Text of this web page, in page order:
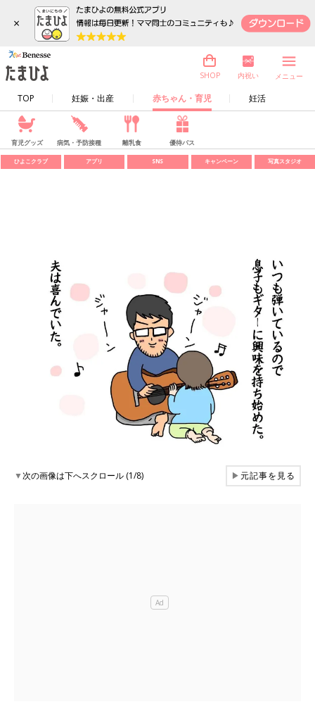
×
TOP 妊娠・出産 赤ちゃん・育児 妊活
SHOP 内祝い メニュー
育児グッズ 病気・予防接種 離乳食 優待パス
ひよこクラブ アプリ SNS キャンペーン 写真スタジオ
▼次の画像は下へスクロール (1/8) ▶元記事を見る